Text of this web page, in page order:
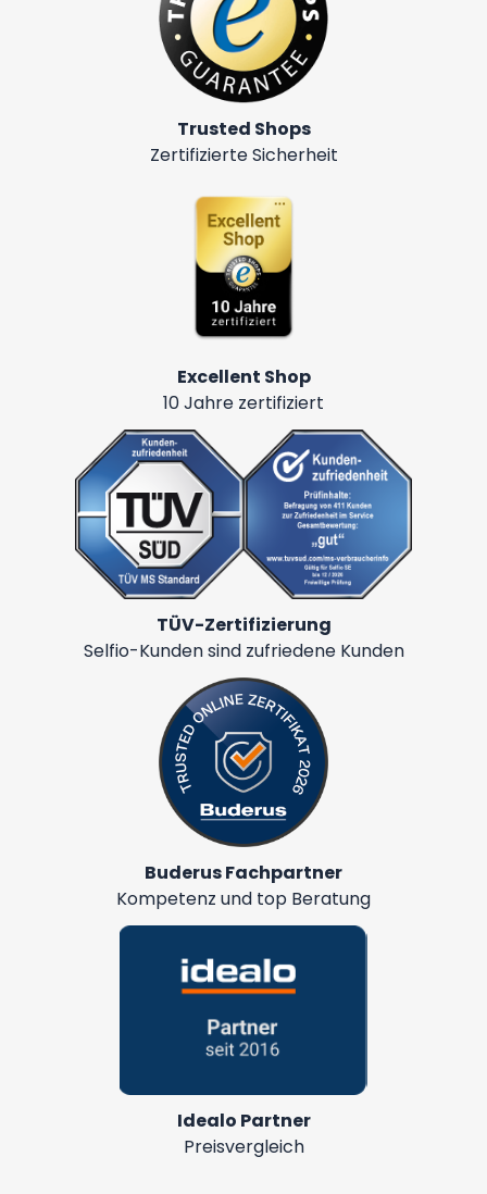
Trusted Shops
Zertifizierte Sicherheit
Excellent Shop
10 Jahre zertifiziert
TÜV-Zertifizierung
Selfio-Kunden sind zufriedene Kunden
Buderus Fachpartner
Kompetenz und top Beratung
Idealo Partner
Preisvergleich